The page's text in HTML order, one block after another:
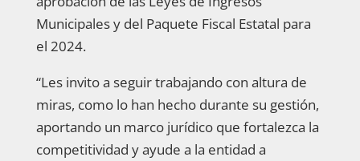
Municipales y del Paquete Fiscal Estatal para
el 2024.
“Les invito a seguir trabajando con altura de
miras, como lo han hecho durante su gestión,
aportando un marco jurídico que fortalezca la
competitividad y ayude a la entidad a